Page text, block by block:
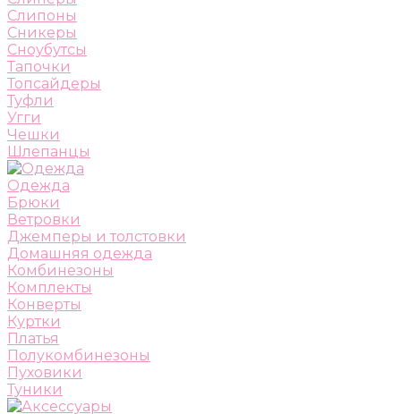
Слипоны
Сникеры
Сноубутсы
Тапочки
Топсайдеры
Туфли
Угги
Чешки
Шлепанцы
Одежда
Брюки
Ветровки
Джемперы и толстовки
Домашняя одежда
Комбинезоны
Комплекты
Конверты
Куртки
Платья
Полукомбинезоны
Пуховики
Туники